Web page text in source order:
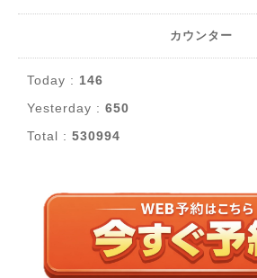
カウンター
Today : 146
Yesterday : 650
Total : 530994